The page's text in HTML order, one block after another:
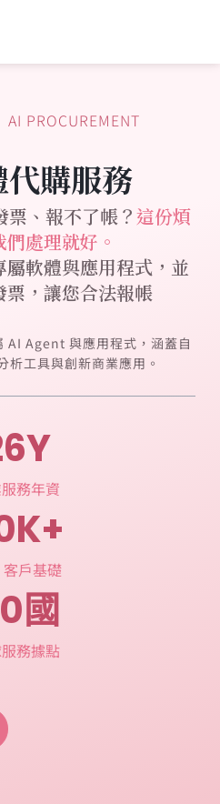
PROCUREMENT
購服務
、報不了帳？這份煩
處理就好。
軟體與應用程式，並
票，讓您合法報帳
AI Agent 與應用程式，涵蓋自
析工具與創新商業應用。
務年資
Y
客戶基礎
K+
務據點
國